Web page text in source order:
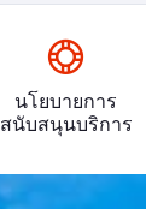
นโยบายการ
สนับสนุนบริการ